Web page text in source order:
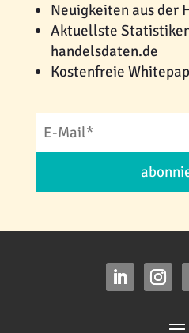
Neuigkeiten aus der
Aktuellste
handelsdaten.de
Kostenfreie